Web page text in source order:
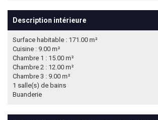
Description intérieure
Surface habitable : 171.00 m²
Cuisine : 9.00 m²
Chambre 1 : 15.00 m²
Chambre 2 : 12.00 m²
Chambre 3 : 9.00 m²
1 salle(s) de bains
Buanderie